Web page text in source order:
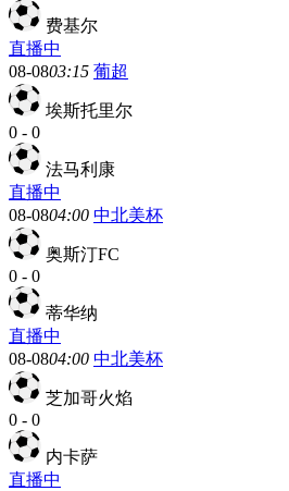
费基尔
直播中
08-0803:15 葡超
埃斯托里尔
0 - 0
法马利康
直播中
08-0804:00 中北美杯
奥斯汀FC
0 - 0
蒂华纳
直播中
08-0804:00 中北美杯
芝加哥火焰
0 - 0
内卡萨
直播中